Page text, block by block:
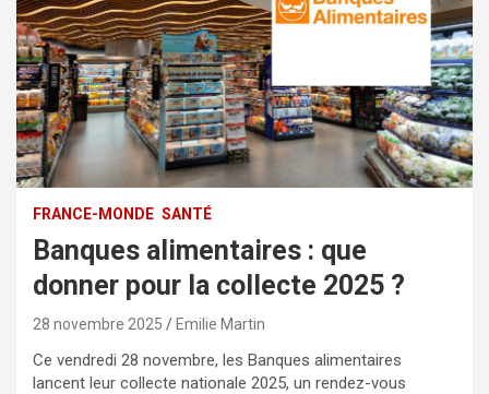
FRANCE-MONDE SANTÉ
Banques alimentaires : que
donner pour la collecte 2025 ?
28 novembre 2025 Emilie Martin
Ce vendredi 28 novembre, les Banques alimentaires
lancent leur collecte nationale 2025, un rendez-vous